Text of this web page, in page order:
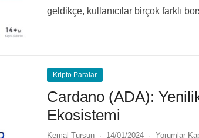
geldikçe, kullanıcılar birçok farklı
Kripto Paralar
Cardano (ADA):
Ekosistemi
Kemal Tursun · 14/01/2024 · Yorumlar